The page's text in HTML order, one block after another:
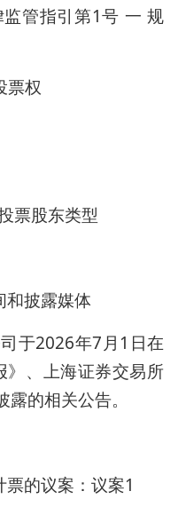
管指引第1号 一 规
票权
票股东类型
和披露媒体
于2026年7月1日在
》、上海证券交易所
的相关公告。
的议案：议案1